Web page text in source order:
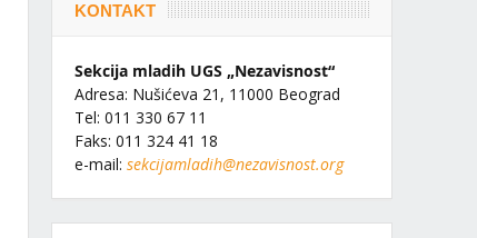
KONTAKT
Sekcija mladih UGS „Nezavisnost“
Adresa: Nušićeva 21, 11000 Beograd
Tel: 011 330 67 11
Faks: 011 324 41 18
e-mail: sekcijamladih@nezavisnost.org